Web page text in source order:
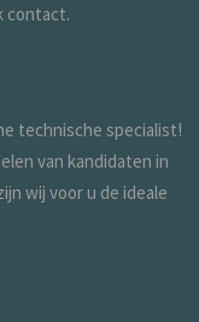
contact.
technische specialist!
van kandidaten in
wij voor u de ideale